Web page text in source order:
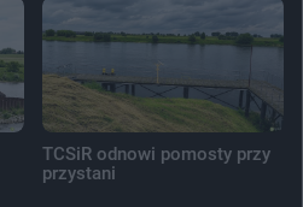
TCSiR odnowi pomosty przy
przystani